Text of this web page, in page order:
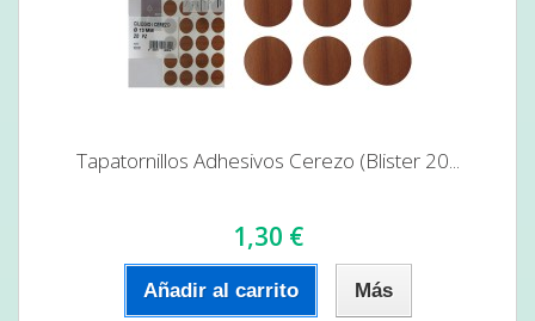
Tapatornillos Adhesivos Cerezo (Blister 20...
1,30 €
Añadir al carrito Más